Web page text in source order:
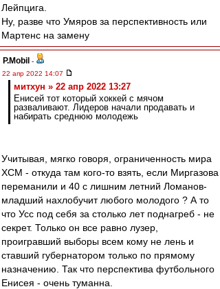
Лейпцига.
Ну, разве что Умяров за перспективность или
Мартенс на замену
P.Mobil -
22 апр 2022 14:07
митхун » 22 апр 2022 13:27
Енисей тот который хоккей с мячом
разваливают. Лидеров начали продавать и
набирать среднюю молодежь
Учитывая, мягко говоря, ограниченность мира
ХСМ - откуда там кого-то взять, если Миргазова
переманили и 40 с лишним летний Ломанов-
младший нахлобучит любого молодого ? А то
что Усс под себя за столько лет поднагреб - не
секрет. Только он все равно лузер,
проигравший выборы всем кому не лень и
ставший губернатором только по прямому
назначению. Так что перспектива футбольного
Енисея - очень туманна.